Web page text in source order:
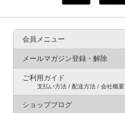
会員メニュー
メールマガジン登録・解除
ご利用ガイド
支払い方法 / 配送方法 / 会社概要
ショップブログ